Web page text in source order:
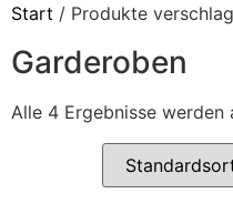
Start / Produkte
Garderoben
Alle 4 Ergebnisse werden